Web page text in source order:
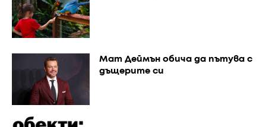
Мат Деймън обича да пътува с
дъщерите си